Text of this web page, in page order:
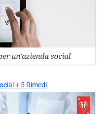
+ 5 Rimedi